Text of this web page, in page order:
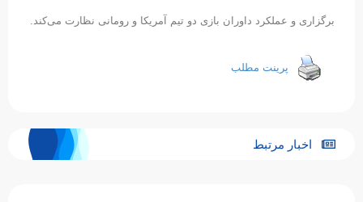
برگزاری و عملکرد داوران بازی دو تیم آمریکا و رومانی نظارت می‌کند.
پرینت مطلب
اخبار مرتبط